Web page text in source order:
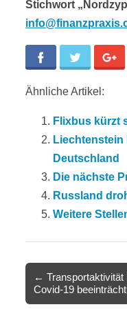
Stichwort
Facebook Twitter
Ähnliche Artikel:
Flixbus kürzt
Deutschland
Die nächste
Russland
Weitere
Post
navigation
← Transportaktivität
Covid-19